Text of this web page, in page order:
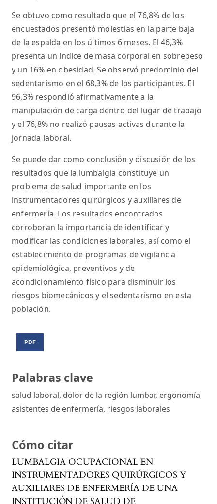
Palabras clave
salud laboral, dolor de la región lumbar, ergonomía,
asistentes de enfermería, riesgos laborales
Cómo citar
LUMBALGIA OCUPACIONAL EN
INSTRUMENTADORES QUIRÚRGICOS Y
AUXILIARES DE ENFERMERÍA DE UNA
INSTITUCIÓN DE SALUD DE
Se obtuvo como resultado que el 76,8% de los
encuestados presentó molestias en la parte baja
de la espalda en los últimos 6 meses. El 46,3%
presenta un índice de masa corporal en sobrepeso
y un 16% en obesidad. Se observó predominio del
sedentarismo en el 68,3% de los participantes. El
96,3% respondió afirmativamente a la
manipulación de carga dentro del lugar de trabajo
y el 76,8% no realizó pausas activas durante la
jornada laboral.
Se puede dar como conclusión y discusión de los
resultados que la lumbalgia constituye un
problema de salud importante en los
instrumentadores quirúrgicos y auxiliares de
enfermería. Los resultados encontrados
corroboran la importancia de identificar y
modificar las condiciones laborales, así como el
establecimiento de programas de vigilancia
epidemiológica, preventivos y de
acondicionamiento físico para disminuir los
riesgos biomecánicos y el sedentarismo en esta
población.
PDF